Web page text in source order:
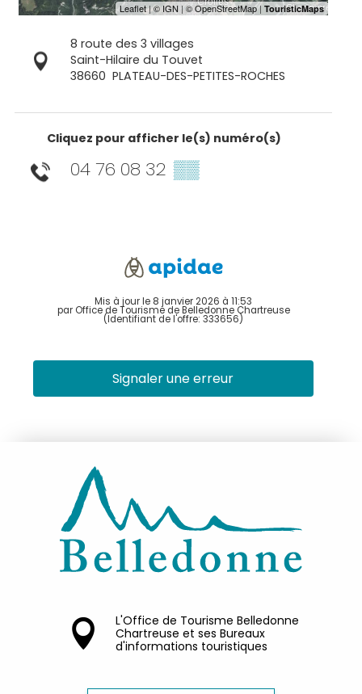
8 route des 3 villages
Saint-Hilaire du Touvet
38660 PLATEAU-DES-PETITES-ROCHES
Cliquez pour afficher le(s) numéro(s)
04 76 08 32 ▒▒
Mis à jour le 8 janvier 2026 à 11:53
par Office de Tourisme de Belledonne Chartreuse
(Identifiant de l'offre: 333656)
Signaler une erreur
L'Office de Tourisme Belledonne
Chartreuse et ses Bureaux
d'informations touristiques